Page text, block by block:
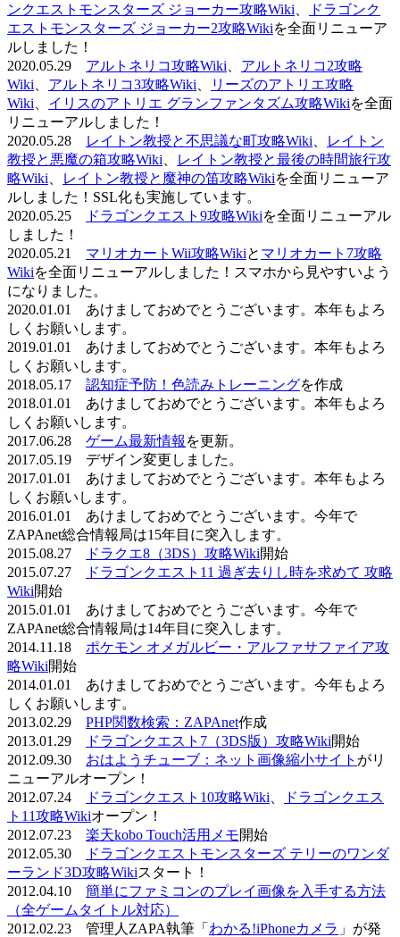
ンクエストモンスターズ ジョーカー攻略Wiki
ドラゴンク
エストモンスターズ ジョーカー2攻略Wikiを全面リニューア
ルしました！
2020.05.29 アルトネリコ攻略Wiki
アルトネリコ2攻略
Wiki
アルトネリコ3攻略Wiki
リーズのアトリエ攻略
Wiki
イリスのアトリエ グランファンタズム攻略Wikiを全面
リニューアルしました！
2020.05.28
レイトン教授と不思議な町攻略Wiki
レイトン
教授と悪魔の箱攻略Wiki
レイトン教授と最後の時間旅行攻
略Wiki
レイトン教授と魔神の笛攻略Wikiを全面リニューア
ルしました！SSL化も実施しています。
2020.05.25
ドラゴンクエスト9攻略Wikiを全面リニューアル
しました！
2020.05.21 マリオカートWii攻略Wikiと マリオカート7攻略
Wikiを全面リニューアルしました！スマホから見やすいよう
になりました。
2020.01.01 あけましておめでとうございます。本年もよろ
しくお願いします。
2019.01.01 あけましておめでとうございます。本年もよろ
しくお願いします。
2018.05.17 認知症予防！色読みトレーニングを作成
2018.01.01 あけましておめでとうございます。本年もよろ
しくお願いします。
2017.06.28 ゲーム最新情報 を更新。
2017.05.19 デザイン変更しました。
2017.01.01 あけましておめでとうございます。本年もよろ
しくお願いします。
2016.01.01 あけましておめでとうございます。今年で
ZAPAnet総合情報局は15年目に突入します。
2015.08.27
ドラクエ8（3DS）攻略Wiki開始
2015.07.27
ドラゴンクエスト11 過ぎ去りし時を求めて 攻略
Wiki開始
2015.01.01 あけましておめでとうございます。今年で
ZAPAnet総合情報局は14年目に突入します。
2014.11.18 ポケモン オメガルビー・アルファサファイア攻
略Wiki開始
2014.01.01 あけましておめでとうございます。今年もよろ
しくお願いします。
2013.02.29 PHP関数検索：ZAPAnet作成
2013.01.29
ドラゴンクエスト7（3DS版）攻略Wiki開始
2012.09.30 おはようチューブ：ネット画像縮小サイト がリ
ニューアルオープン！
2012.07.24
ドラゴンクエスト10攻略Wiki
ドラゴンクエス
ト11攻略Wikiオープン！
2012.07.23 楽天kobo Touch活用メモ開始
2012.05.30
ドラゴンクエストモンスターズ テリーのワンダ
ーランド3D攻略Wikiスタート！
2012.04.10 簡単にファミコンのプレイ画像を入手する方法
（全ゲームタイトル対応）
2012.02.23 管理人ZAPA執筆「 わかる!iPhoneカメラ 」が発